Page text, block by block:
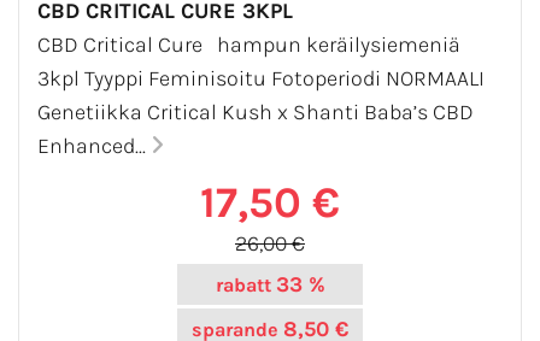
CBD CRITICAL CURE 3KPL
CBD Critical Cure hampun keräilysiemeniä
3kpl Tyyppi Feminisoitu Fotoperiodi NORMAALI
Genetiikka Critical Kush x Shanti Baba’s CBD
Enhanced...
17,50 €
26,00 €
rabatt 33 %
sparande 8,50 €